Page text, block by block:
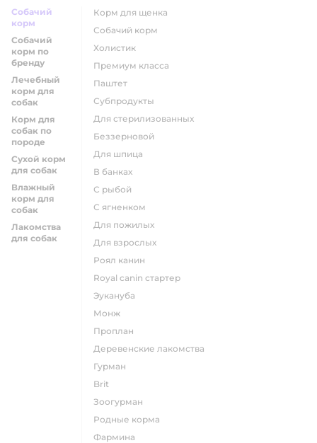
Собачий
корм
Собачий
корм по
бренду
Лечебный
корм для
собак
Корм для
собак по
породе
Сухой корм
для собак
Влажный
корм для
собак
Лакомства
для собак
корм для щенка
собачий корм
холистик
премиум класса
паштет
субпродукты
для стерилизованных
беззерновой
для шпица
в банках
с рыбой
с ягненком
для пожилых
для взрослых
роял канин
Royal canin стартер
эукануба
монж
проплан
деревенские лакомства
гурман
brit
зоогурман
родные корма
фармина